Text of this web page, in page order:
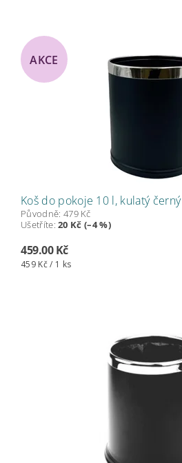
AKCE
Koš do pokoje 10 l, kulatý černý
Původně: 479 Kč
Ušetříte:20 Kč (–4 %)
459.00 Kč
459 Kč / 1 ks